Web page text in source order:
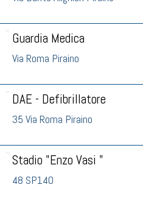
Guardia Medica
Via Roma Piraino
DAE - Defibrillatore
35 Via Roma Piraino
Stadio "Enzo Vasi "
48 SP140